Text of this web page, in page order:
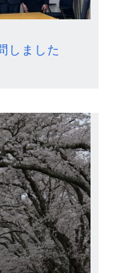
しました